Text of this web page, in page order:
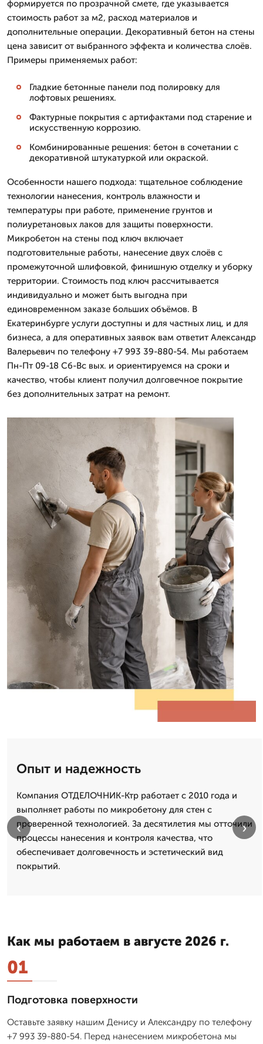
формируется по прозрачной смете, где указывается
стоимость работ за м2, расход материалов и
дополнительные операции. Декоративный бетон на стены
цена зависит от выбранного эффекта и количества слоёв.
Примеры применяемых работ:
Гладкие бетонные панели под полировку для
лофтовых решениях.
Фактурные покрытия с артифактами под старение и
искусственную коррозию.
Комбинированные решения: бетон в сочетании с
декоративной штукатуркой или окраской.
Особенности нашего подхода: тщательное соблюдение
технологии нанесения, контроль влажности и
температуры при работе, применение грунтов и
полиуретановых лаков для защиты поверхности.
Микробетон на стены под ключ включает
подготовительные работы, нанесение двух слоёв с
промежуточной шлифовкой, финишную отделку и уборку
территории. Стоимость под ключ рассчитывается
индивидуально и может быть выгодна при
единовременном заказе больших объёмов. В
Екатеринбурге услуги доступны и для частных лиц, и для
бизнеса, а для оперативных заявок вам ответит Александр
Валерьевич по телефону +7 993 39-880-54. Мы работаем
Пн-Пт 09-18 Сб-Вс вых. и ориентируемся на сроки и
качество, чтобы клиент получил долговечное покрытие
без дополнительных затрат на ремонт.
Опыт и надежность
Компания ОТДЕЛОЧНИК-Ктр работает с 2010 года и
выполняет работы по микробетону для стен с
проверенной технологией. За десятилетия мы отточили
процессы нанесения и контроля качества, что
обеспечивает долговечность и эстетический вид
покрытий.
‹ ›
Как мы работаем в августе 2026 г.
01
Подготовка поверхности
Оставьте заявку нашим Денису и Александру по телефону
+7 993 39-880-54. Перед нанесением микробетона мы